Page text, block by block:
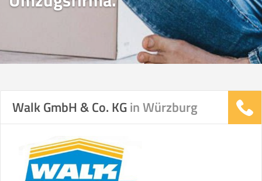
Walk GmbH & Co. KGin Würzburg